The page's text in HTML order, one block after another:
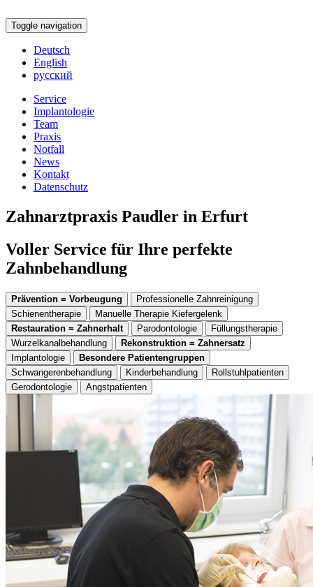
Toggle navigation
Deutsch
English
русский
Service
Implantologie
Team
Praxis
Notfall
News
Kontakt
Datenschutz
Zahnarztpraxis Paudler in Erfurt
Voller Service für Ihre perfekte
Zahnbehandlung
Prävention = Vorbeugung
Professionelle Zahnreinigung
Schienentherapie
Manuelle Therapie Kiefergelenk
Restauration = Zahnerhalt
Parodontologie
Füllungstherapie
Wurzelkanalbehandlung
Rekonstruktion = Zahnersatz
Implantologie
Besondere Patientengruppen
Schwangerenbehandlung
Kinderbehandlung
Rollstuhlpatienten
Gerodontologie
Angstpatienten